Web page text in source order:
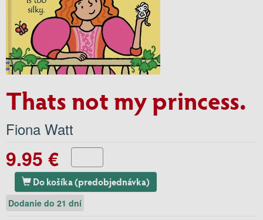
Thats not my princess.
Fiona Watt
9.95 €
Do košíka (predobjednávka)
Dodanie do 21 dní